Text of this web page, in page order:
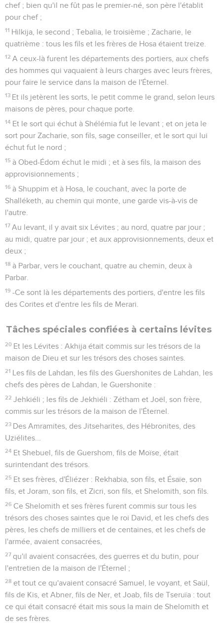
chef ; bien qu'il ne fût pas le premier-né, son père l'établit
pour chef ;
11 Hilkija, le second ; Tebalia, le troisième ; Zacharie, le
quatrième : tous les fils et les frères de Hosa étaient treize.
12 A ceux-là furent les départements des portiers, aux chefs
des hommes qui vaquaient à leurs charges avec leurs frères,
pour faire le service dans la maison de l'Éternel.
13 Et ils jetèrent les sorts, le petit comme le grand, selon leurs
maisons de pères, pour chaque porte.
14 Et le sort qui échut à Shélémia fut le levant ; et on jeta le
sort pour Zacharie, son fils, sage conseiller, et le sort qui lui
échut fut le nord ;
15 à Obed-Édom échut le midi ; et à ses fils, la maison des
approvisionnements ;
16 à Shuppim et à Hosa, le couchant, avec la porte de
Shalléketh, au chemin qui monte, une garde vis-à-vis de
l'autre.
17 Au levant, il y avait six Lévites ; au nord, quatre par jour ;
au midi, quatre par jour ; et aux approvisionnements, deux et
deux ;
18 à Parbar, vers le couchant, quatre au chemin, deux à
Parbar.
19 -Ce sont là les départements des portiers, d'entre les fils
des Corites et d'entre les fils de Merari.
Tâches spéciales confiées à certains lévites
20 Et les Lévites : Akhija était commis sur les trésors de la
maison de Dieu et sur les trésors des choses saintes.
21 Les fils de Lahdan, les fils des Guershonites de Lahdan, les
chefs des pères de Lahdan, le Guershonite :
22 Jehkiéli ; les fils de Jekhiéli : Zétham et Joël, son frère,
commis sur les trésors de la maison de l'Éternel.
23 Des Amramites, des Jitseharites, des Hébronites, des
Uziélites...
24 Et Shebuel, fils de Guershom, fils de Moïse, était
surintendant des trésors.
25 Et ses frères, d'Éliézer : Rekhabia, son fils, et Ésaïe, son
fils, et Joram, son fils, et Zicri, son fils, et Shelomith, son fils.
26 Ce Shelomith et ses frères furent commis sur tous les
trésors des choses saintes que le roi David, et les chefs des
pères, les chefs de milliers et de centaines, et les chefs de
l'armée, avaient consacrées,
27 qu'il avaient consacrées, des guerres et du butin, pour
l'entretien de la maison de l'Éternel ;
28 et tout ce qu'avaient consacré Samuel, le voyant, et Saül,
fils de Kis, et Abner, fils de Ner, et Joab, fils de Tseruïa : tout
ce qui était consacré était mis sous la main de Shelomith et
de ses frères.